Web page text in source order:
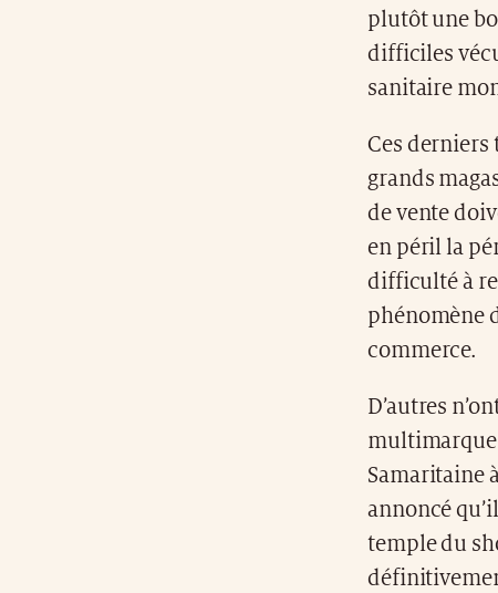
plutôt une
difficiles
sanitaire
Ces derniers
grands
de vente
en péril la
difficulté à
phénomène
commerce.
D’autres
multimarque
Samaritaine
annoncé
temple du